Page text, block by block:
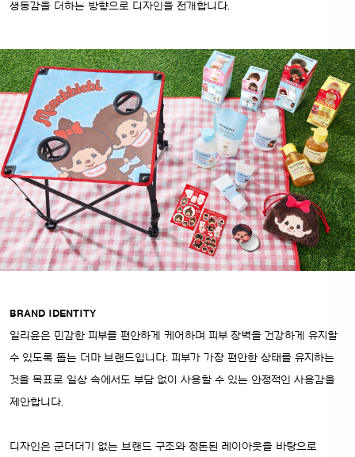
생동감을 더하는 방향으로 디자인을 전개합니다.
BRAND IDENTITY
일리윤은 민감한 피부를 편안하게 케어하며 피부 장벽을 건강하게 유지할
수 있도록 돕는 더마 브랜드입니다. 피부가 가장 편안한 상태를 유지하는
것을 목표로 일상 속에서도 부담 없이 사용할 수 있는 안정적인 사용감을
제안합니다.
디자인은 군더더기 없는 브랜드 구조와 정돈된 레이아웃을 바탕으로